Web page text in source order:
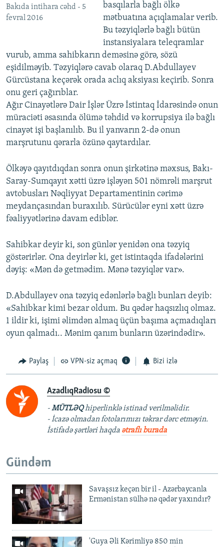
Bakıda intihara cəhd - 5
fevral 2016
basqılarla bağlı ölkə
mətbuatına açıqlamalar verib.
Bu təzyiqlərlə bağlı bütün
instansiyalara teleqramlar
vurub, amma sahibkarın deməsinə görə, sözü
eşidilməyib. Təzyiqlərə cavab olaraq D.Abdullayev
Gürcüstana keçərək orada aclıq aksiyası keçirib. Sonra
onu geri çağırıblar.
Ağır Cinayətlərə Dair İşlər Üzrə İstintaq İdarəsində onun
müraciəti əsasında ölümə təhdid və korrupsiya ilə bağlı
cinayət işi başlanılıb. Bu il yanvarın 2-də onun
marşrutunu qərarla özünə qaytardılar.
Ölkəyə qayıtdıqdan sonra onun şirkətinə məxsus, Bakı-
Saray-Sumqayıt xətti üzrə işləyən 501 nömrəli marşrut
avtobusları Nəqliyyat Departamentinin cərimə
meydançasından buraxılıb. Sürücülər eyni xətt üzrə
fəaliyyətlərinə davam ediblər.
Sahibkar deyir ki, son günlər yenidən ona təzyiq
göstərirlər. Ona deyirlər ki, get istintaqda ifadələrini
dəyiş: «Mən də getmədim. Mənə təzyiqlər var».
D.Abdullayev ona təzyiq edənlərlə bağlı bunları deyib:
«Sahibkar kimi bezar oldum. Bu qədər haqsızlıq olmaz.
1 ildir ki, işimi əlimdən almaq üçün başıma açmadıqları
oyun qalmadı.. Mənim qanım bunların üzərindədir».
Paylaş VPN-siz açmaq Bizi izlə
AzadlıqRadiosu ©
-MÜTLƏQhiperlinklə istinad verilməlidir.
- İcazə olmadan fotolarımızı təkrar dərc etməyin.
İstifadə şərtləri haqda ətraflı burada
Gündəm
Savaşsız keçən bir il - Azərbaycanla
Ermənistan sülhə nə qədər yaxındır?
'Guya Əli Kərimliyə 850 min